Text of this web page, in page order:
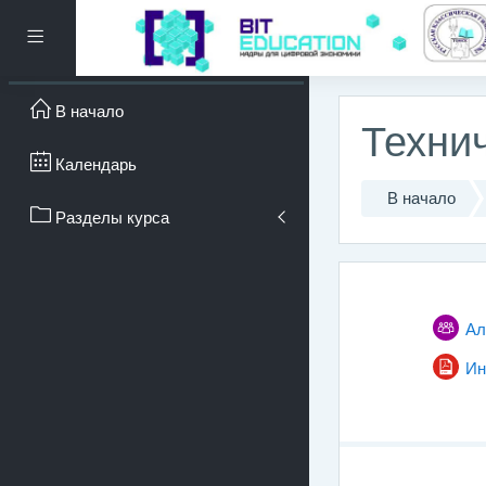
Боковая панель
Перейти к основному
В начало
ОБЩЕЕ
В начало
Календарь
Разделы курса